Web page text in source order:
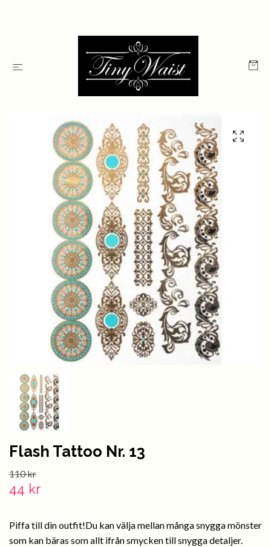
Flash Tattoo Nr. 13
110 kr
44 kr
Piffa till din outfit!Du kan välja mellan många snygga mönster
som kan bäras som allt ifrån smycken till snygga detaljer.